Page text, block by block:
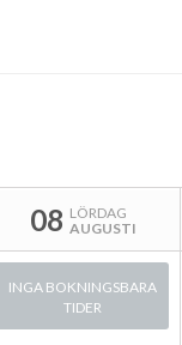
08 LÖRDAG
AUGUSTI
INGA BOKNINGSBARA
TIDER